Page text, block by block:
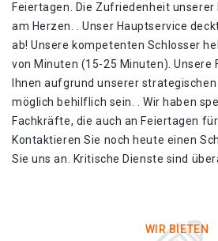
Feiertagen. Die Zufriedenheit unserer
am Herzen. . Unser Hauptservice
ab! Unsere kompetenten Schlosser
von Minuten (15-25 Minuten). Unsere
Ihnen aufgrund unserer
möglich behilflich sein. . Wir haben
Fachkräfte, die auch an Feiertagen für
Kontaktieren Sie noch heute einen
Sie uns an. Kritische Dienste sind
WIR BIETEN